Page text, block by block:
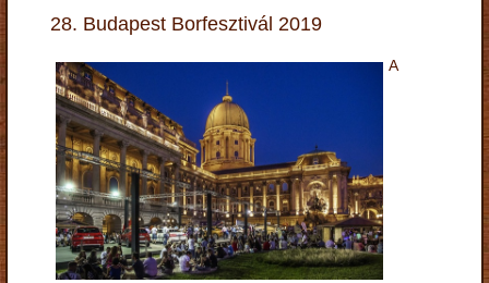
28. Budapest Borfesztivál 2019
A